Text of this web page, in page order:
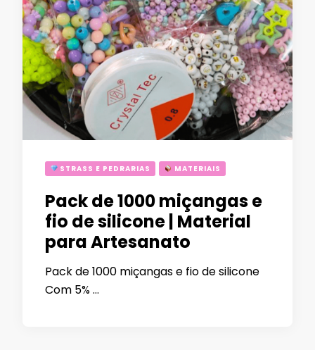
STRASS E PEDRARIAS MATERIAIS
Pack de 1000 miçangas e
fio de silicone | Material
para Artesanato
Pack de 1000 miçangas e fio de silicone
Com 5% …